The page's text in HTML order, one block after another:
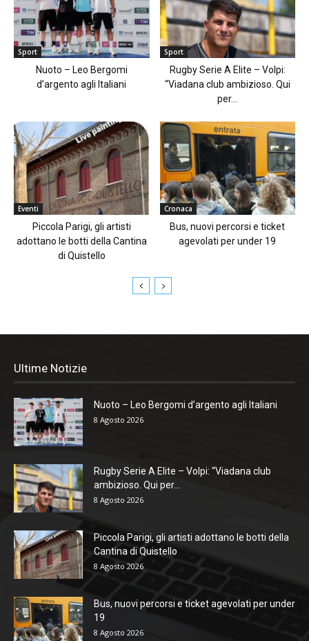
Sport
Nuoto – Leo Bergomi
d’argento agli Italiani
Sport
Rugby Serie A Elite – Volpi:
“Viadana club ambizioso. Qui
per...
Eventi
Piccola Parigi, gli artisti
adottano le botti della Cantina
di Quistello
Cronaca
Bus, nuovi percorsi e ticket
agevolati per under 19
Ultime Notizie
Nuoto – Leo Bergomi d’argento agli Italiani
8 Agosto 2026
Rugby Serie A Elite – Volpi: “Viadana club
ambizioso. Qui per...
8 Agosto 2026
Piccola Parigi, gli artisti adottano le botti della
Cantina di Quistello
8 Agosto 2026
Bus, nuovi percorsi e ticket agevolati per under
19
8 Agosto 2026